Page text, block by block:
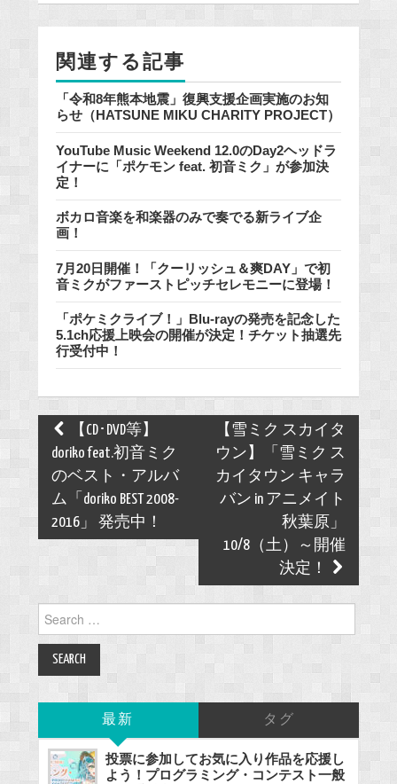
k
関連する記事
「令和8年熊本地震」復興支援企画実施のお知
らせ（HATSUNE MIKU CHARITY PROJECT）
YouTube Music Weekend 12.0のDay2ヘッドラ
イナーに「ポケモン feat. 初音ミク」が参加決
定！
ボカロ音楽を和楽器のみで奏でる新ライブ企
画！
7月20日開催！「クーリッシュ＆爽DAY」で初
音ミクがファーストピッチセレモニーに登場！
「ポケミクライブ！」Blu-rayの発売を記念した
5.1ch応援上映会の開催が決定！チケット抽選先
行受付中！
Post
navigation
【CD･DVD等】
doriko feat.初音ミク
のベスト・アルバ
ム「doriko BEST 2008-
2016」 発売中！
【雪ミク スカイタ
ウン】「雪ミク ス
カイタウン キャラ
バン in アニメイト
秋葉原」
10/8（土）～開催
決定！
for:
最新 タグ
投票に参加してお気に入り作品を応援し
よう！プログラミング・コンテスト一般